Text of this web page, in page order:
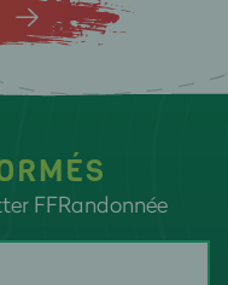
FFRandonnée